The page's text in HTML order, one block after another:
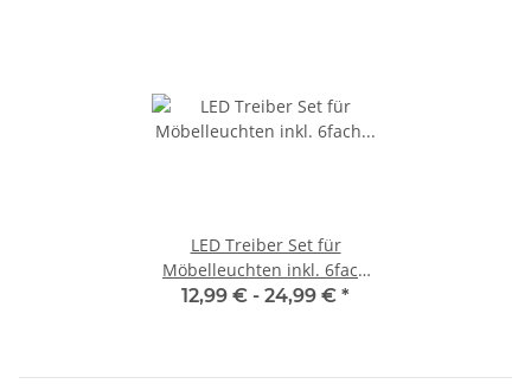
LED Treiber Set für
Möbelleuchten inkl. 6fach
Verteiler
12,99 € - 24,99 € *